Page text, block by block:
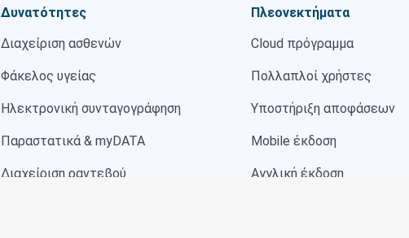
Δυνατότητες
Διαχείριση ασθενών
Φάκελος υγείας
Ηλεκτρονική συνταγογράφηση
Παραστατικά & myDATA
Διαχείριση ραντεβού
Πλεονεκτήματα
Cloud πρόγραμμα
Πολλαπλοί χρήστες
Υποστήριξη αποφάσεων
Mobile έκδοση
Αγγλική έκδοση